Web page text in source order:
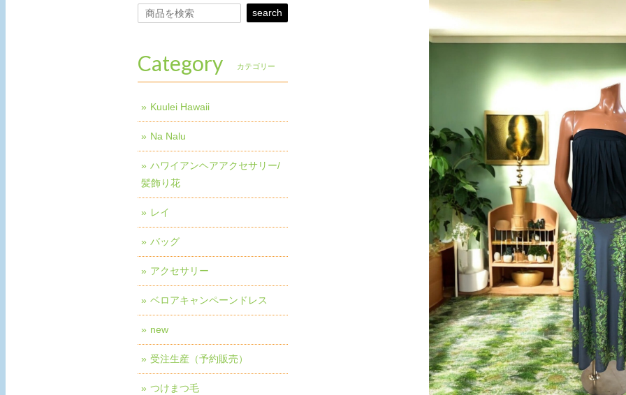
search
Category カテゴリー
Kuulei Hawaii
Na Nalu
ハワイアンヘアアクセサリー/
髪飾り花
レイ
バッグ
アクセサリー
ベロアキャンペーンドレス
new
受注生産（予約販売）
つけまつ毛